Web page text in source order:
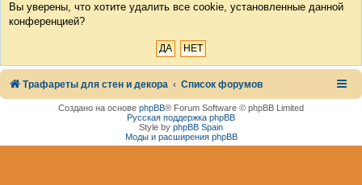
Вы уверены, что хотите удалить все cookie, установленные данной
конференцией?
Трафареты для стен и декора Список форумов
Создано на основе phpBB® Forum Software © phpBB Limited
Русская поддержка phpBB
Style by phpBB Spain
Моды и расширения phpBB